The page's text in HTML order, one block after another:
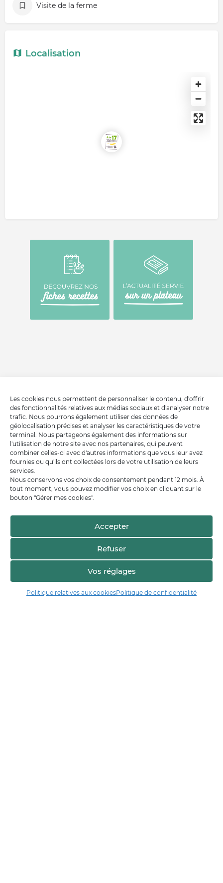
Les cookies nous permettent de personnaliser le contenu, d'offrir
des fonctionnalités relatives aux médias sociaux et d'analyser notre
trafic. Nous pourrons également utiliser des données de
géolocalisation précises et analyser les caractéristiques de votre
terminal. Nous partageons également des informations sur
l'utilisation de notre site avec nos partenaires, qui peuvent
combiner celles-ci avec d'autres informations que vous leur avez
fournies ou qu'ils ont collectées lors de votre utilisation de leurs
services.
Nous conservons vos choix de consentement pendant 12 mois. À
tout moment, vous pouvez modifier vos choix en cliquant sur le
bouton "Gérer mes cookies".
Accepter
Refuser
Vos réglages
Politique relatives aux cookiesPolitique de confidentialité
Visite de la ferme
Localisation